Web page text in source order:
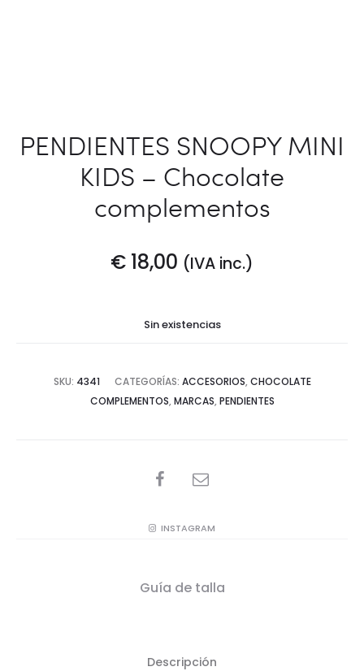
PENDIENTES SNOOPY MINI
KIDS – Chocolate
complementos
€ 18,00 (IVA inc.)
Sin existencias
SKU: 4341 CATEGORÍAS: ACCESORIOS, CHOCOLATE
COMPLEMENTOS, MARCAS, PENDIENTES
SHARE
INSTAGRAM
Guía de talla
Descripción